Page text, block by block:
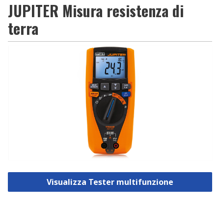
JUPITER Misura resistenza di
terra
Visualizza Tester multifunzione